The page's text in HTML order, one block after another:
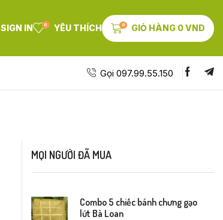
SIGN IN 0 YÊU THÍCH 0 GIỎ HÀNG 0VND
Gọi 097.99.55.150
MỌI NGƯỜI ĐÃ MUA
Combo 5 chiếc bánh chưng gạo
lứt Bà Loan